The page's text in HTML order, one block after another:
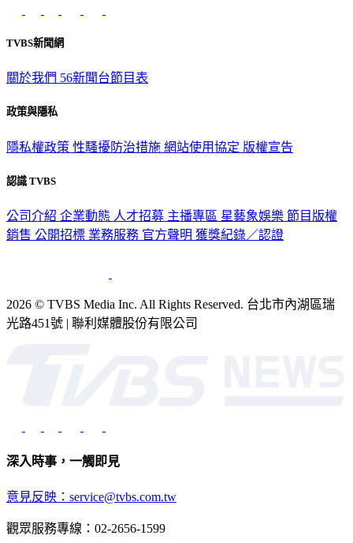
TVBS新聞網
關於我們 56新聞台節目表
政策與隱私
隱私權政策 性騷擾防治措施 網站使用協定 版權宣告
認識 TVBS
公司介紹 企業動態 人才招募 主播專區 星藝象娛樂 節目版權
銷售 公開招標 業務服務 官方聲明 獲獎紀錄／認證
2026 © TVBS Media Inc. All Rights Reserved. 台北市內湖區瑞
光路451號 | 聯利媒體股份有限公司
深入時事，一觸即見
意見反映：service@tvbs.com.tw
觀眾服務專線：02-2656-1599